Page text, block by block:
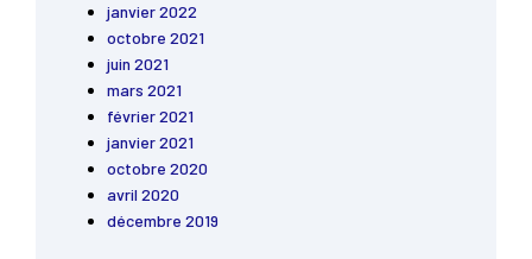
janvier 2022
octobre 2021
juin 2021
mars 2021
février 2021
janvier 2021
octobre 2020
avril 2020
décembre 2019